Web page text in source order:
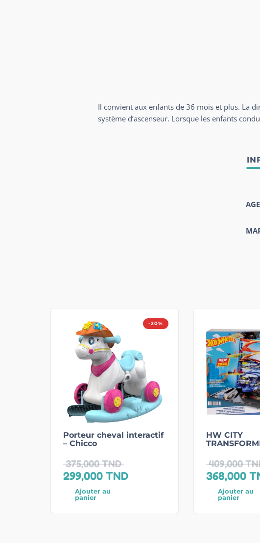
Il convient aux enfants de 36 mois et plus. La
système d’ascenseur. Lorsque les enfants
AGE
-20%
Porteur cheval interactif
– Chicco
375,000TND
299,000 TND
Ajouter au
panier
HW CITY
409,000
368,000
Ajouter au
panier